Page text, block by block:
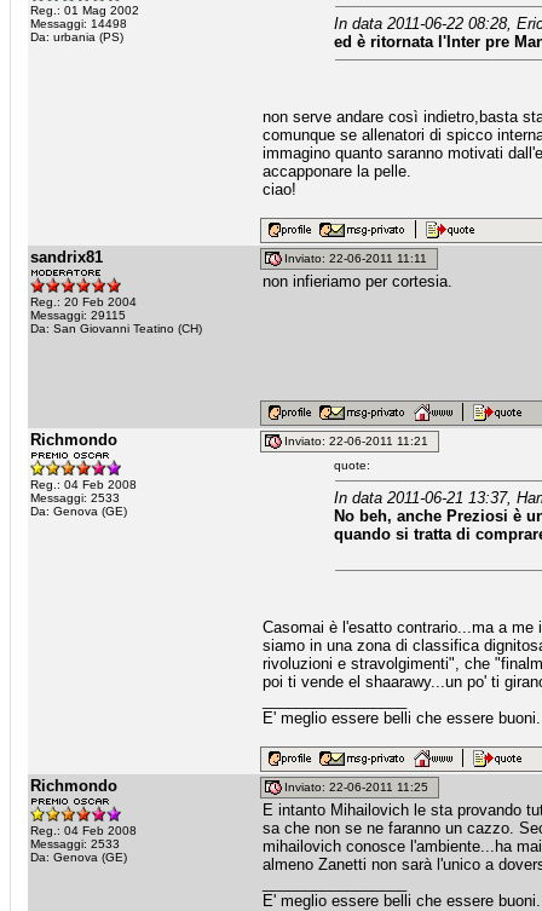
Reg.: 01 Mag 2002
Messaggi: 14498
Da: urbania (PS)
In data 2011-06-22 08:28,
ed è ritornata l'Inter pre
non serve andare così indietro,basta
comunque se allenatori di spicco
immagino quanto saranno motivati
accapponare la pelle.
ciao!
sandrix81
Reg.: 20 Feb 2004
Messaggi: 29115
Da: San Giovanni Teatino (CH)
Inviato: 22-06-2011 11:11
non infieriamo per cortesia.
Richmondo
Reg.: 04 Feb 2008
Messaggi: 2533
Da: Genova (GE)
Inviato: 22-06-2011 11:21
quote:
In data 2011-06-21 13:37,
No beh, anche Preziosi è
quando si tratta di
Casomai è l'esatto contrario...ma a
siamo in una zona di classifica
rivoluzioni e stravolgimenti", che
poi ti vende el shaarawy...un po' ti
E' meglio essere belli che essere
Richmondo
Reg.: 04 Feb 2008
Messaggi: 2533
Da: Genova (GE)
Inviato: 22-06-2011 11:25
E intanto Mihailovich le sta provando
sa che non se ne faranno un cazzo.
mihailovich conosce l'ambiente...ha
almeno Zanetti non sarà l'unico a
E' meglio essere belli che essere